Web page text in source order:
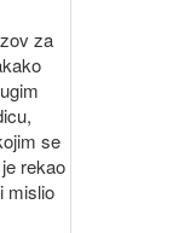
za
se
rekao
mislio